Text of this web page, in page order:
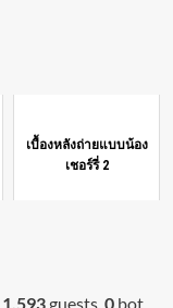
เบื้องหลังถ่ายแบบน้อง
เชอร์รี่ 2
1,593guests,0bot